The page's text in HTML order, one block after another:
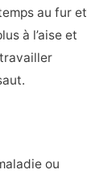
au fur et
à l’aise et
ou